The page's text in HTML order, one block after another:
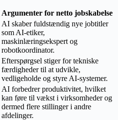
Argumenter for netto jobskabelse
AI skaber fuldstændig nye jobtitler
som AI-etiker,
maskinlæringsekspert og
robotkoordinator.
Efterspørgsel stiger for tekniske
færdigheder til at udvikle,
vedligeholde og styre AI-systemer.
AI forbedrer produktivitet, hvilket
kan føre til vækst i virksomheder og
dermed flere stillinger i andre
afdelinger.